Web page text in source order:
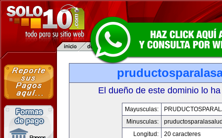
El dueño de este dominio lo
Mayusculas:
Minusculas:
Longitud:
20 caracteres